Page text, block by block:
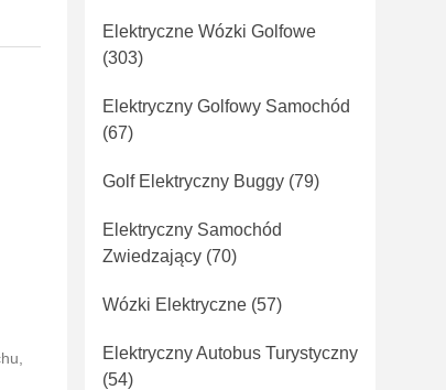
Elektryczne Wózki Golfowe
(303)
Elektryczny Golfowy Samochód
(67)
Golf Elektryczny Buggy (79)
Elektryczny Samochód
Zwiedzający (70)
Wózki Elektryczne (57)
Elektryczny Autobus Turystyczny
(54)